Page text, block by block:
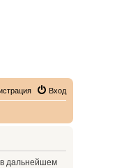
Вход
дальнейшем